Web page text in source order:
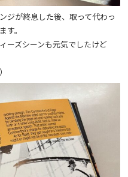
ジが終息した後、取って代わっ
す。
ーズシーンも元気でしたけど